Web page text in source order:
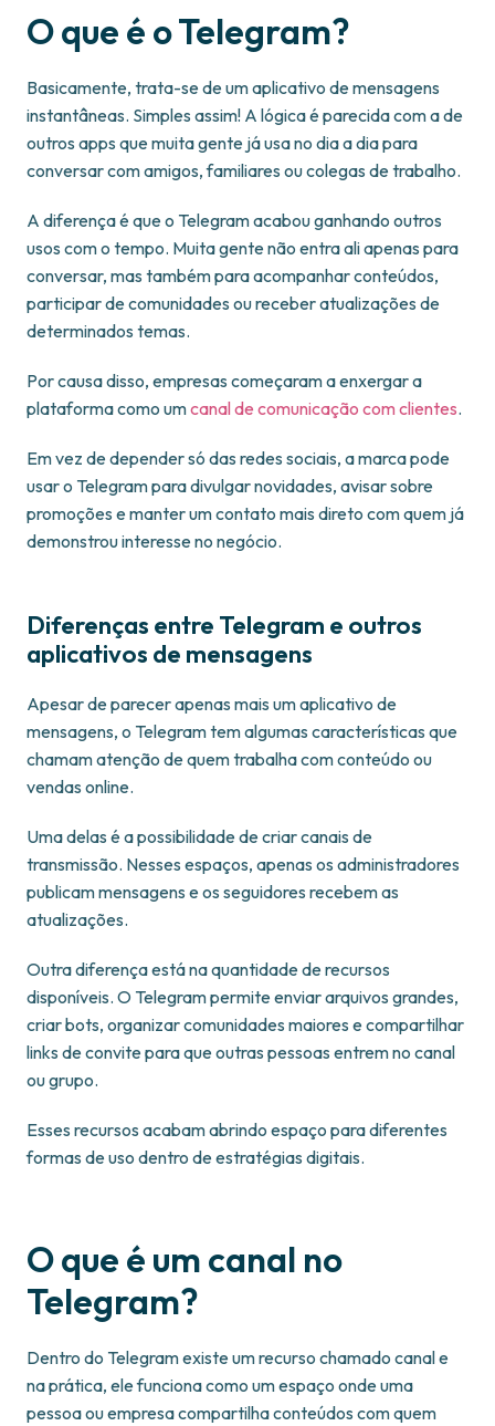
O que é o Telegram?
Basicamente, trata-se de um aplicativo de mensagens
instantâneas. Simples assim! A lógica é parecida com a de
outros apps que muita gente já usa no dia a dia para
conversar com amigos, familiares ou colegas de trabalho.
A diferença é que o Telegram acabou ganhando outros
usos com o tempo. Muita gente não entra ali apenas para
conversar, mas também para acompanhar conteúdos,
participar de comunidades ou receber atualizações de
determinados temas.
Por causa disso, empresas começaram a enxergar a
plataforma como umcanal de comunicação com clientes.
Em vez de depender só das redes sociais, a marca pode
usar o Telegram para divulgar novidades, avisar sobre
promoções e manter um contato mais direto com quem já
demonstrou interesse no negócio.
Diferenças entre Telegram e outros
aplicativos de mensagens
Apesar de parecer apenas mais um aplicativo de
mensagens, o Telegram tem algumas características que
chamam atenção de quem trabalha com conteúdo ou
vendas online.
Uma delas é a possibilidade de criar canais de
transmissão. Nesses espaços, apenas os administradores
publicam mensagens e os seguidores recebem as
atualizações.
Outra diferença está na quantidade de recursos
disponíveis. O Telegram permite enviar arquivos grandes,
criar bots, organizar comunidades maiores e compartilhar
links de convite para que outras pessoas entrem no canal
ou grupo.
Esses recursos acabam abrindo espaço para diferentes
formas de uso dentro de estratégias digitais.
O que é um canal no
Telegram?
Dentro do Telegram existe um recurso chamado canal e
na prática, ele funciona como um espaço onde uma
pessoa ou empresa compartilha conteúdos com quem